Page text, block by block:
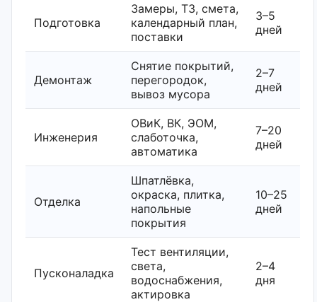
Подготовка
Замеры, ТЗ, смета,
календарный план,
поставки
3–5
дней
Демонтаж
Снятие покрытий,
перегородок,
вывоз мусора
2–7
дней
Инженерия
ОВиК, ВК, ЭОМ,
слаботочка,
автоматика
7–20
дней
Отделка
Шпатлёвка,
окраска, плитка,
напольные
покрытия
10–25
дней
Пусконаладка
Тест вентиляции,
света,
водоснабжения,
актировка
2–4
дня